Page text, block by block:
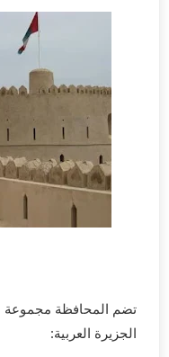
تضم المحافظة مجموعة
الجزيرة العربية: